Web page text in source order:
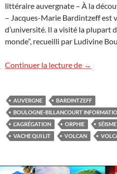
littéraire auvergnate – À la
– Jacques-Marie Bardintzeff est
d’université. Il a visité la plupart
monde”, recueilli par Ludivine
Continuer la lecture de Analyses
→
AUVERGNE
BARDINTZEFF
BOULOGNE-BILLANCOURT
L'AGRÉGATION
ORPHIE SÉISME
VACHE QUI LIT
VOLCAN